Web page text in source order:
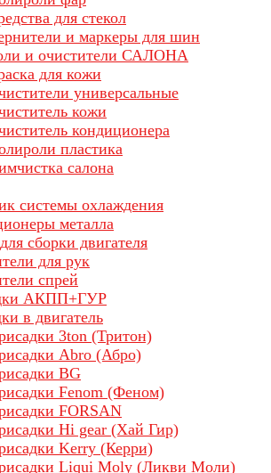
для стекол
и маркеры для шин
и очистители САЛОНА
для кожи
универсальные
кожи
кондиционера
пластика
салона
системы охлаждения
металла
сборки двигателя
для рук
спрей
АКПП+ГУР
в двигатель
3ton (Тритон)
Abro (Абро)
BG
Fenom (Феном)
FORSAN
Hi gear (Хай Гир)
Kerry (Керри)
Liqui Moly (Ликви Моли)